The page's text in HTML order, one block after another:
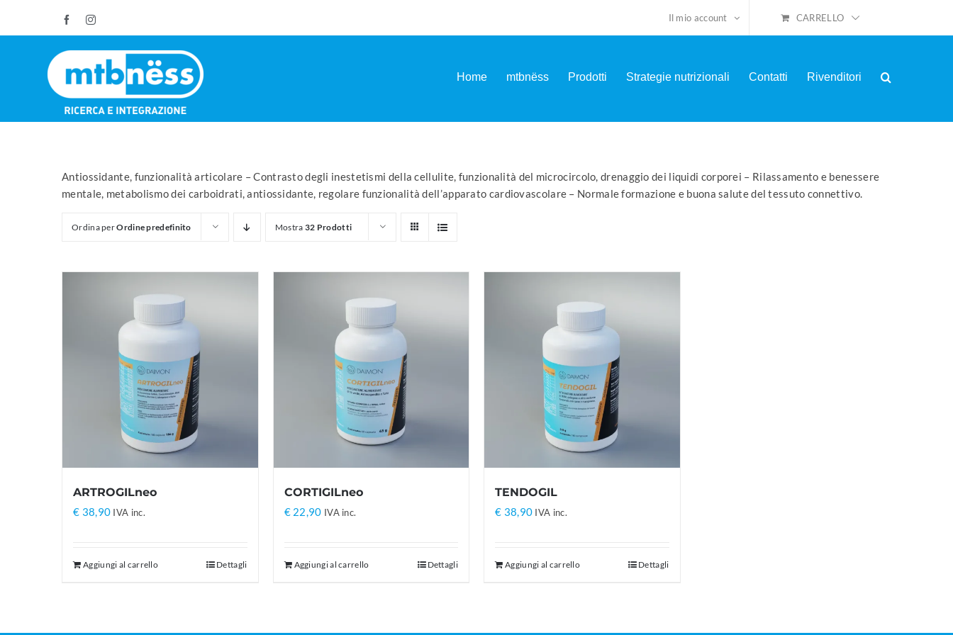
FacebookInstagram Il mio account CARRELLO
Home mtbnëss Prodotti Strategie nutrizionali Contatti Rivenditori
Antiossidante, funzionalità articolare – Contrasto degli inestetismi della cellulite, funzionalità del microcircolo, drenaggio dei liquidi corporei – Rilassamento e benessere
mentale, metabolismo dei carboidrati, antiossidante, regolare funzionalità dell’apparato cardiovascolare – Normale formazione e buona salute del tessuto connettivo.
Ordina perOrdine predefinito Mostra 32 Prodotti
ARTROGILneo
€ 38,90 IVA inc.
Aggiungi al carrello Dettagli
CORTIGILneo
€22,90 IVA inc.
Aggiungi al carrello Dettagli
TENDOGIL
€ 38,90 IVA inc.
Aggiungi al carrello Dettagli